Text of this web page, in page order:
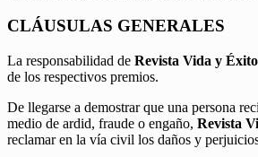
CLÁUSULAS GENERALES
La responsabilidad de Revista Vida y Éxito
de los respectivos premios.
De llegarse a demostrar que una persona
medio de ardid, fraude o engaño, Revista
reclamar en la vía civil los daños y